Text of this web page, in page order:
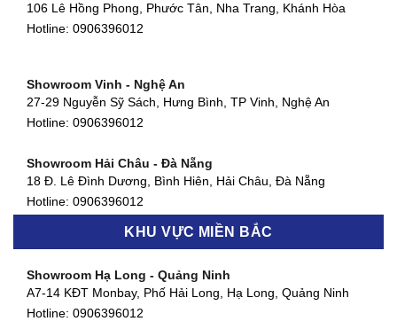
Showroom Quận 11 - TP. HCM
Showroom Quận 4 - TP. HCM
127 Khánh Hội, Phường 3, Quận 4,TP. HCM
Showroom Quận 7 - TP. HCM
877 Huỳnh Tấn Phát, Phú Thuận, Quận 7, TP HCM
Hotline:0906396012
580 Phan Văn Trị, Phường 7, Quận 5, TP HCM
Hotline:0906396012
106 Lê Hồng Phong, Phước Tân, Nha Trang, Khánh Hòa
Hotline: 0906396012
Showroom Vinh - Nghệ An
27-29 Nguyễn Sỹ Sách, Hưng Bình, TP Vinh, Nghệ An
Hotline: 0906396012
Showroom Hải Châu - Đà Nẵng
18 Đ. Lê Đình Dương, Bình Hiên, Hải Châu, Đà Nẵng
Hotline: 0906396012
Showroom Thanh Khê - Đà Nẵng
Hotline:0906396012
Showroom Cẩm Lệ - Đà Nẵng
KHU VỰC MIỀN BẮC
Showroom Hạ Long - Quảng Ninh
A7-14 KĐT Monbay, Phố Hải Long, Hạ Long, Quảng Ninh
Hotline: 0906396012